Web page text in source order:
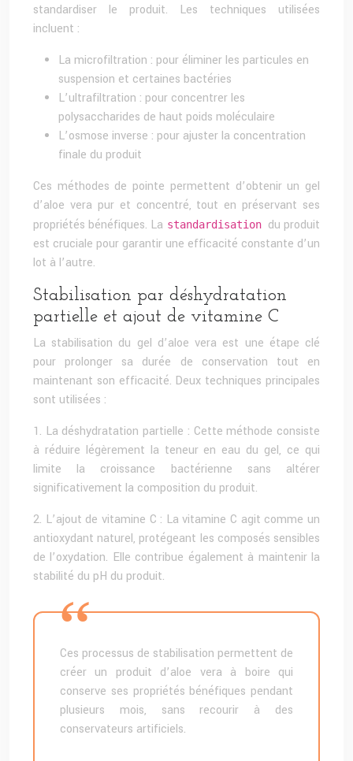
standardiser le produit. Les techniques utilisées
incluent :
La microfiltration : pour éliminer les particules en
suspension et certaines bactéries
L’ultrafiltration : pour concentrer les
polysaccharides de haut poids moléculaire
L’osmose inverse : pour ajuster la concentration
finale du produit
Ces méthodes de pointe permettent d’obtenir un gel
d’aloe vera pur et concentré, tout en préservant ses
propriétés bénéfiques. La standardisation du produit
est cruciale pour garantir une efficacité constante d’un
lot à l’autre.
Stabilisation par déshydratation
partielle et ajout de vitamine C
La stabilisation du gel d’aloe vera est une étape clé
pour prolonger sa durée de conservation tout en
maintenant son efficacité. Deux techniques principales
sont utilisées :
1. La déshydratation partielle : Cette méthode consiste
à réduire légèrement la teneur en eau du gel, ce qui
limite la croissance bactérienne sans altérer
significativement la composition du produit.
2. L’ajout de vitamine C : La vitamine C agit comme un
antioxydant naturel, protégeant les composés sensibles
de l’oxydation. Elle contribue également à maintenir la
stabilité du pH du produit.
Ces processus de stabilisation permettent de
créer un produit d’aloe vera à boire qui
conserve ses propriétés bénéfiques pendant
plusieurs mois, sans recourir à des
conservateurs artificiels.